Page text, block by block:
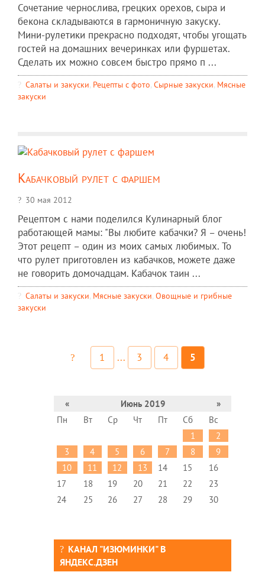
Сочетание чернослива, грецких орехов, сыра и
бекона складываются в гармоничную закуску.
Мини-рулетики прекрасно подходят, чтобы угощать
гостей на домашних вечеринках или фуршетах.
Сделать их можно совсем быстро прямо п ...
Салаты и закуски, Рецепты c фото, Сырные закуски, Мясные
закуски
Кабачковый рулет с фаршем
30 мая 2012
Рецептом с нами поделился Кулинарный блог
работающей мамы: "Вы любите кабачки? Я – очень!
Этот рецепт – один из моих самых любимых. То
что рулет приготовлен из кабачков, можете даже
не говорить домочадцам. Кабачок таин ...
Салаты и закуски, Мясные закуски, Овощные и грибные
закуски
1 ... 3 4 5
« Июнь 2019
»
Пн
Вт Ср Чт Пт Сб
Вс
1
2
3
4 5 6 7 8
9
10
11 12 13 14 15
16
17
18 19 20 21 22
23
24
25 26 27 28 29 30
КАНАЛ "ИЗЮМИНКИ" В
ЯНДЕКС.ДЗЕН